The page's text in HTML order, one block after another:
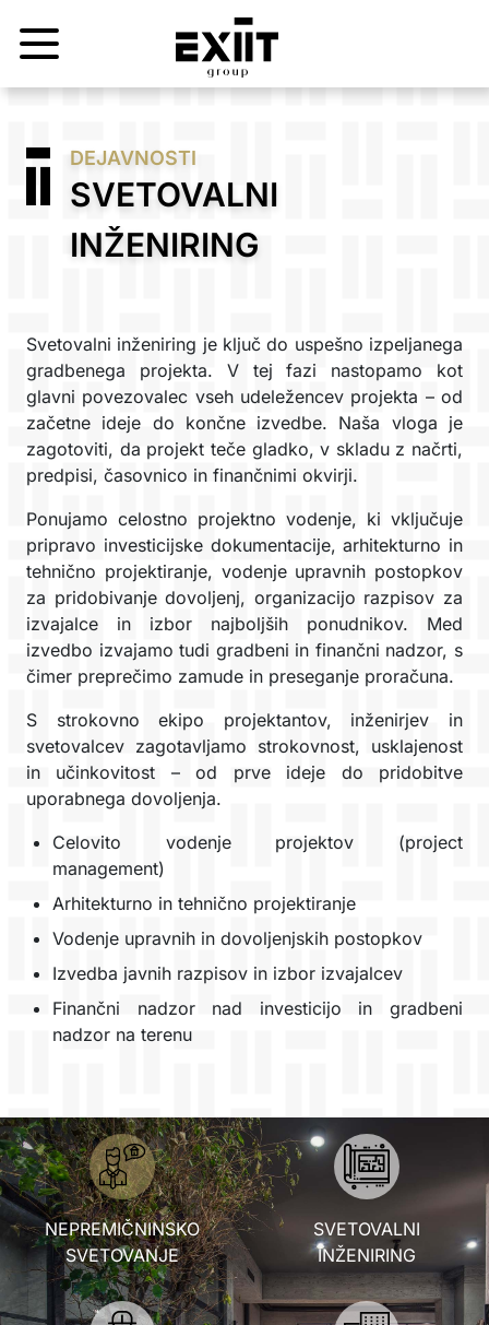
DEJAVNOSTI
SVETOVALNI
INŽENIRING
Svetovalni inženiring je ključ do uspešno izpeljanega
gradbenega projekta. V tej fazi nastopamo kot
glavni povezovalec vseh udeležencev projekta – od
začetne ideje do končne izvedbe. Naša vloga je
zagotoviti, da projekt teče gladko, v skladu z načrti,
predpisi, časovnico in finančnimi okvirji.
Ponujamo celostno projektno vodenje, ki vključuje
pripravo investicijske dokumentacije, arhitekturno in
tehnično projektiranje, vodenje upravnih postopkov
za pridobivanje dovoljenj, organizacijo razpisov za
izvajalce in izbor najboljših ponudnikov. Med
izvedbo izvajamo tudi gradbeni in finančni nadzor, s
čimer preprečimo zamude in preseganje proračuna.
S strokovno ekipo projektantov, inženirjev in
svetovalcev zagotavljamo strokovnost, usklajenost
in učinkovitost – od prve ideje do pridobitve
uporabnega dovoljenja.
Celovito vodenje projektov (project
management)
Arhitekturno in tehnično projektiranje
Vodenje upravnih in dovoljenjskih postopkov
Izvedba javnih razpisov in izbor izvajalcev
Finančni nadzor nad investicijo in gradbeni
nadzor na terenu
NEPREMIČNINSKO
SVETOVANJE
SVETOVALNI
INŽENIRING